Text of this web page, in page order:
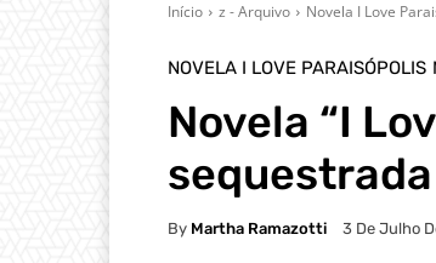
Início z - Arquivo Novela I Love
NOVELA I LOVE PARAISÓPOLIS
Novela “I
By Martha Ramazotti 3 De Julho